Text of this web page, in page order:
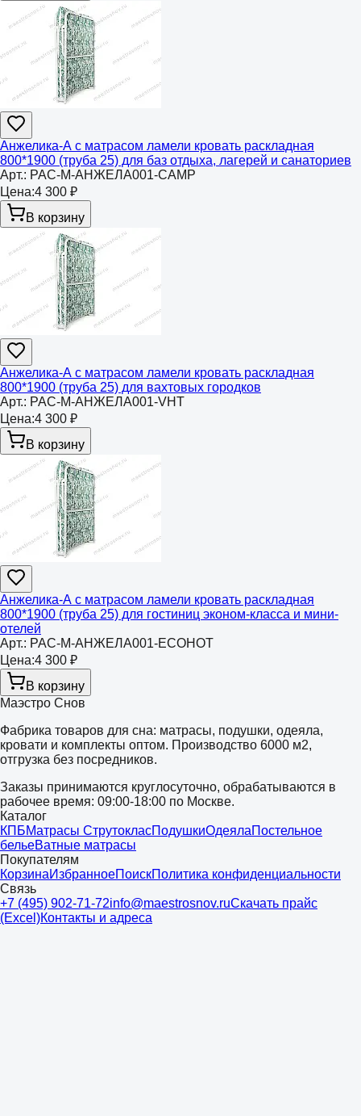
Анжелика-А с матрасом ламели кровать раскладная
800*1900 (труба 25) для баз отдыха, лагерей и санаториев
Арт.: РАС-М-АНЖЕЛА001-CAMP
Цена:4 300 ₽
В корзину
Анжелика-А с матрасом ламели кровать раскладная
800*1900 (труба 25) для вахтовых городков
Арт.: РАС-М-АНЖЕЛА001-VHT
Цена:4 300 ₽
В корзину
Анжелика-А с матрасом ламели кровать раскладная
800*1900 (труба 25) для гостиниц эконом-класса и мини-
отелей
Арт.: РАС-М-АНЖЕЛА001-ECOHOT
Цена:4 300 ₽
В корзину
Маэстро Снов
Фабрика товаров для сна: матрасы, подушки, одеяла,
кровати и комплекты оптом. Производство 6000 м2,
отгрузка без посредников.
Заказы принимаются круглосуточно, обрабатываются в
рабочее время: 09:00-18:00 по Москве.
Каталог
КПБМатрасы СтрутокласПодушкиОдеялаПостельное
бельеВатные матрасы
Покупателям
КорзинаИзбранноеПоискПолитика конфиденциальности
Связь
+7 (495) 902-71-72info@maestrosnov.ruСкачать прайс
(Excel)Контакты и адреса